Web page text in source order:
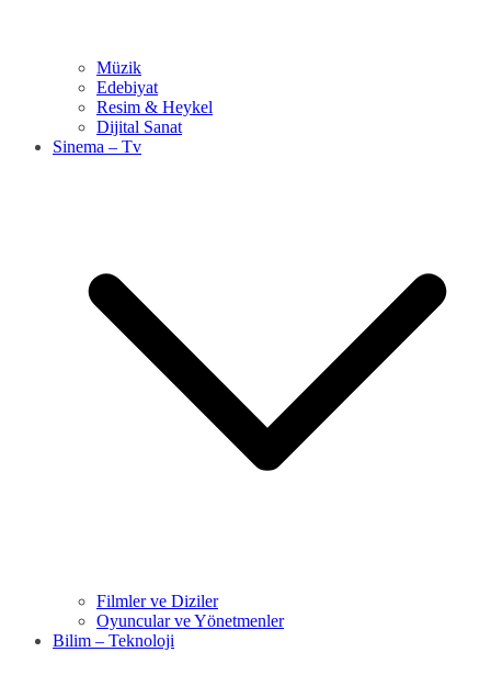
Müzik
Edebiyat
Resim & Heykel
Dijital Sanat
Sinema – Tv
Filmler ve Diziler
Oyuncular ve Yönetmenler
Bilim – Teknoloji